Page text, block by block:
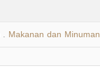
Makanan dan Minuman